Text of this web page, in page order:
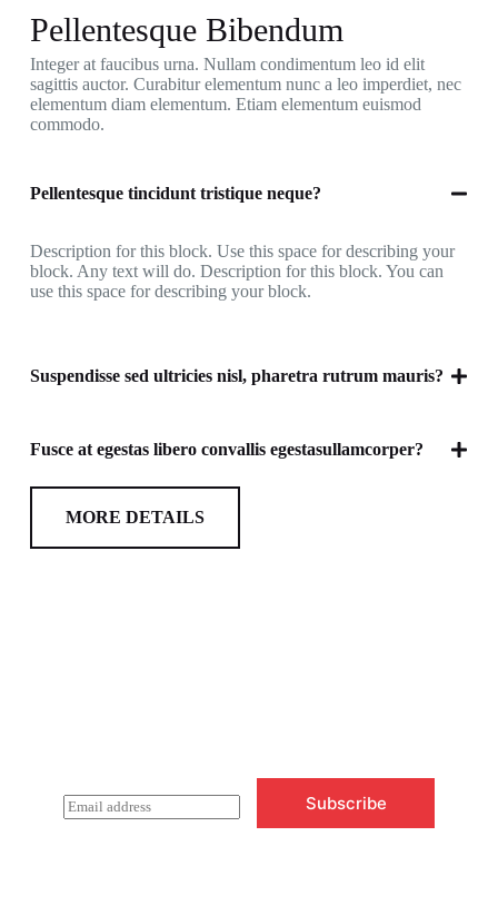
Pellentesque Bibendum
Integer at faucibus urna. Nullam condimentum leo id elit
sagittis auctor. Curabitur elementum nunc a leo imperdiet, nec
elementum diam elementum. Etiam elementum euismod
commodo.
Pellentesque tincidunt tristique neque?
Description for this block. Use this space for describing your
block. Any text will do. Description for this block. You can
use this space for describing your block.
Suspendisse sed ultricies nisl, pharetra rutrum mauris?
Fusce at egestas libero convallis egestasullamcorper?
MORE DETAILS
E
m
Subscribe